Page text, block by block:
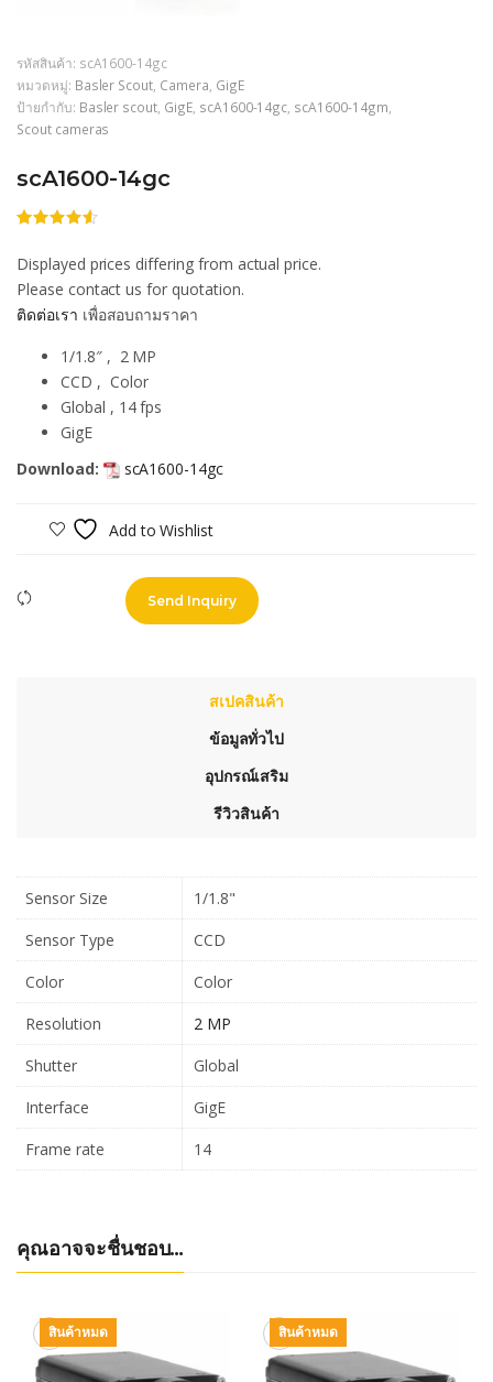
รหัสสินค้า: scA1600-14gc
หมวดหมู่: Basler Scout Camera GigE
ป้ายกำกับ: Basler scout GigE, scA1600-14gc scA1600-14gm
Scout cameras
scA1600-14gc
คะแนน
4.50จาก
5 คะแนน
การให้
Displayed prices differing from actual price.
Please contact us for quotation.
ติดต่อเรา เพื่อสอบถามราคา
1/1.8″ , 2 MP
CCD , Color
Global , 14 fps
GigE
Download:
scA1600-14gc
Add to Wishlist
Send Inquiry
สเปคสินค้า
ข้อมูลทั่วไป
อุปกรณ์เสริม
รีวิวสินค้า
Sensor Size
1/1.8"
Sensor Type
CCD
Color
Color
Resolution
2 MP
Shutter
Global
Interface
GigE
Frame rate
14
คุณอาจจะชื่นชอบ…
สินค้าหมด สินค้าหมด